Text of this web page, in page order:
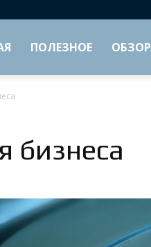
ПОЛЕЗНОЕ ОБЗОР
бизнеса